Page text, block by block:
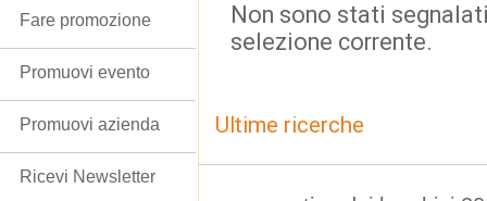
Non sono stati
selezione corrente.
Ultime ricerche
Fare promozione
Promuovi evento
Promuovi azienda
Ricevi Newsletter